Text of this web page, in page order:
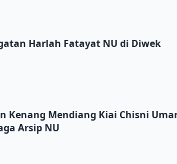
NU di Diwek
Harlah Fatayat NU di Diwek
Kiai Chisni Umar Burhan Gresik
Kenang Mendiang Kiai Chisni
Arsip NU